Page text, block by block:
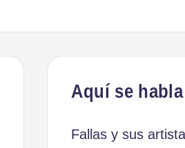
Aquí se
Fallas y sus